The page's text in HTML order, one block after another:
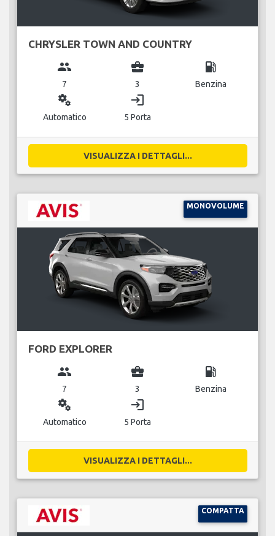
CHRYSLER TOWN AND COUNTRY
group
7
business_center
3
local_gas_station
Benzina
miscellaneous_services
Automatico
login
5 Porta
VISUALIZZA I DETTAGLI...
MONOVOLUME
FORD EXPLORER
group
7
business_center
3
local_gas_station
Benzina
miscellaneous_services
Automatico
login
5 Porta
VISUALIZZA I DETTAGLI...
COMPATTA